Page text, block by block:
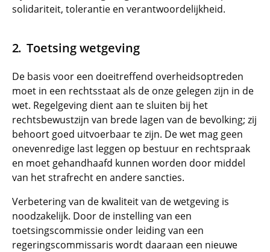
solidariteit, tolerantie en verantwoordelijkheid.
Toetsing wetgeving
De basis voor een doeitreffend overheidsoptreden
moet in een rechtsstaat als de onze gelegen zijn in de
wet. Regelgeving dient aan te sluiten bij het
rechtsbewustzijn van brede lagen van de bevolking; zij
behoort goed uitvoerbaar te zijn. De wet mag geen
onevenredige last leggen op bestuur en rechtspraak
en moet gehandhaafd kunnen worden door middel
van het strafrecht en andere sancties.
Verbetering van de kwaliteit van de wetgeving is
noodzakelijk. Door de instelling van een
toetsingscommissie onder leiding van een
regeringscommissaris wordt daaraan een nieuwe